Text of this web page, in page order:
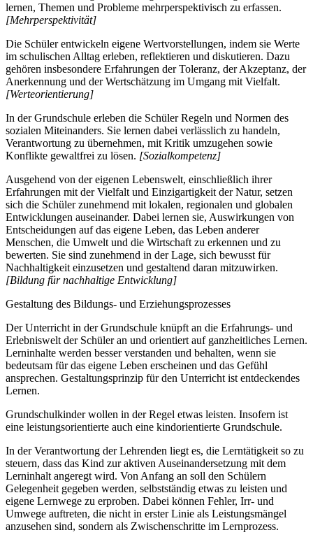
lernen, Themen und Probleme mehrperspektivisch zu erfassen.
[Mehrperspektivität]
Die Schüler entwickeln eigene Wertvorstellungen, indem sie Werte
im schulischen Alltag erleben, reflektieren und diskutieren. Dazu
gehören insbesondere Erfahrungen der Toleranz, der Akzeptanz, der
Anerkennung und der Wertschätzung im Umgang mit Vielfalt.
[Werteorientierung]
In der Grundschule erleben die Schüler Regeln und Normen des
sozialen Miteinanders. Sie lernen dabei verlässlich zu handeln,
Verantwortung zu übernehmen, mit Kritik umzugehen sowie
Konflikte gewaltfrei zu lösen. [Sozialkompetenz]
Ausgehend von der eigenen Lebenswelt, einschließlich ihrer
Erfahrungen mit der Vielfalt und Einzigartigkeit der Natur, setzen
sich die Schüler zunehmend mit lokalen, regionalen und globalen
Entwicklungen auseinander. Dabei lernen sie, Auswirkungen von
Entscheidungen auf das eigene Leben, das Leben anderer
Menschen, die Umwelt und die Wirtschaft zu erkennen und zu
bewerten. Sie sind zunehmend in der Lage, sich bewusst für
Nachhaltigkeit einzusetzen und gestaltend daran mitzuwirken.
[Bildung für nachhaltige Entwicklung]
Gestaltung des Bildungs- und Erziehungsprozesses
Der Unterricht in der Grundschule knüpft an die Erfahrungs- und
Erlebniswelt der Schüler an und orientiert auf ganzheitliches Lernen.
Lerninhalte werden besser verstanden und behalten, wenn sie
bedeutsam für das eigene Leben erscheinen und das Gefühl
ansprechen. Gestaltungsprinzip für den Unterricht ist entdeckendes
Lernen.
Grundschulkinder wollen in der Regel etwas leisten. Insofern ist
eine leistungsorientierte auch eine kindorientierte Grundschule.
In der Verantwortung der Lehrenden liegt es, die Lerntätigkeit so zu
steuern, dass das Kind zur aktiven Auseinandersetzung mit dem
Lerninhalt angeregt wird. Von Anfang an soll den Schülern
Gelegenheit gegeben werden, selbstständig etwas zu leisten und
eigene Lernwege zu erproben. Dabei können Fehler, Irr- und
Umwege auftreten, die nicht in erster Linie als Leistungsmängel
anzusehen sind, sondern als Zwischenschritte im Lernprozess.